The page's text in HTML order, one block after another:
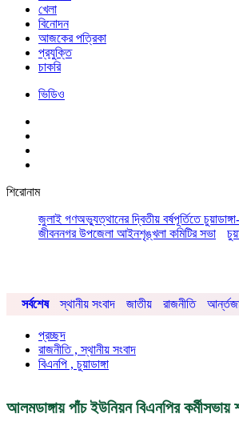
খেলা
বিনোদন
আজকের পত্রিকা
প্রযুক্তি
চাকরি
ভিডিও
শিরোনাম
জুলাই গণঅভ্যুত্থানের দ্বিতীয় বর্ষপূর্তিতে
জীবননগর উপজেলা আইনশৃঙ্খলা কমিটির সভা
সর্বশেষ স্থানীয় সংবাদ জাতীয় রাজনীতি
প্রচ্ছদ
রাজনীতি , স্থানীয় সংবাদ
বিএনপি , চুয়াডাঙ্গা
আলমডাঙ্গায় পাঁচ ইউনিয়ন বিএনপির কর্মীসভায়